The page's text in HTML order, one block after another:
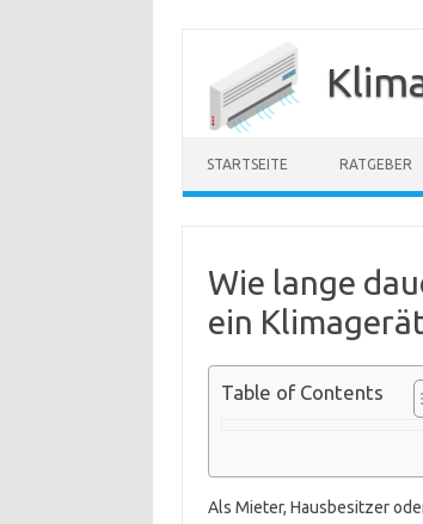
STARTSEITE RATGEBER
Wie lange
ein
Table of Contents
Als Mieter, Hausbesitzer